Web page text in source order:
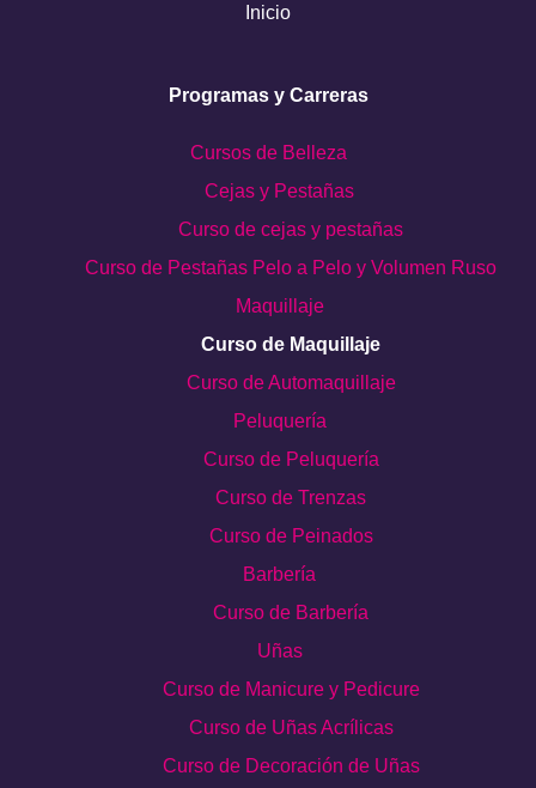
Inicio
Programas y Carreras
Cursos de Belleza
Cejas y Pestañas
Curso de cejas y pestañas
Curso de Pestañas Pelo a Pelo y Volumen Ruso
Maquillaje
Curso de Maquillaje
Curso de Automaquillaje
Peluquería
Curso de Peluquería
Curso de Trenzas
Curso de Peinados
Barbería
Curso de Barbería
Uñas
Curso de Manicure y Pedicure
Curso de Uñas Acrílicas
Curso de Decoración de Uñas